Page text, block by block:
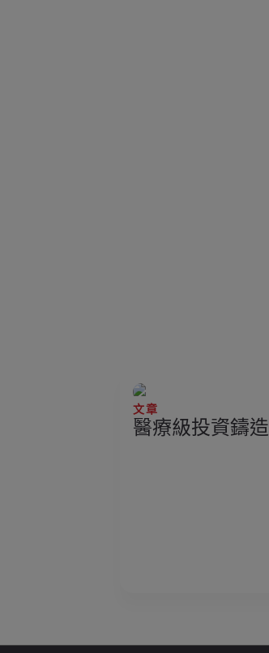
文章
醫療級投資鑄造